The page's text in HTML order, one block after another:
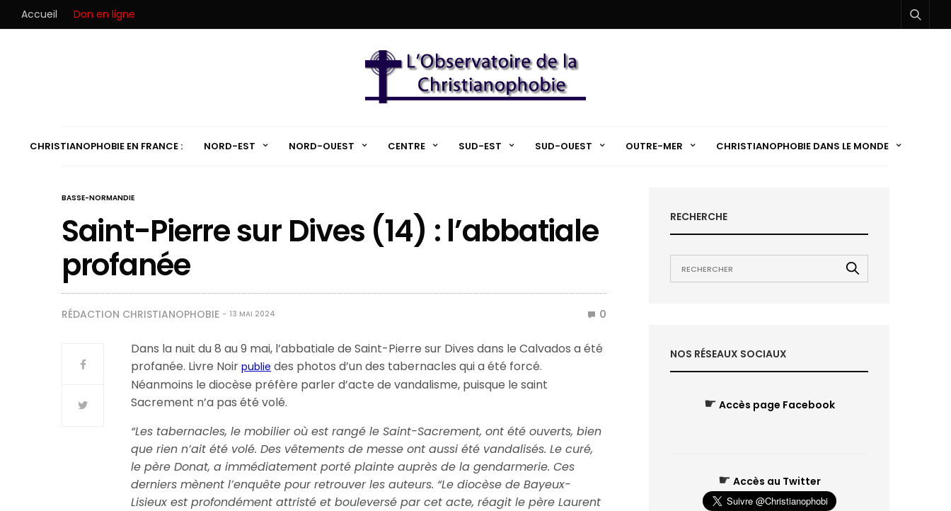
Accueil Don en ligne
CHRISTIANOPHOBIE EN FRANCE : NORD-EST NORD-OUEST CENTRE SUD-EST SUD-OUEST OUTRE-MER CHRISTIANOPHOBIE DANS LE MONDE
BASSE-NORMANDIE
Saint-Pierre sur Dives (14) : l’abbatiale
profanée
RÉDACTION CHRISTIANOPHOBIE 13 MAI 2024 0
Dans la nuit du 8 au 9 mai, l’abbatiale de Saint-Pierre sur Dives dans le Calvados a été
profanée. Livre Noirpublie des photos d’un des tabernacles qui a été forcé.
Néanmoins le diocèse préfère parler d’acte de vandalisme, puisque le saint
Sacrement n’a pas été volé.
“Les tabernacles, le mobilier où est rangé le Saint-Sacrement, ont été ouverts, bien
que rien n’ait été volé. Des vêtements de messe ont aussi été vandalisés. Le curé,
le père Donat, a immédiatement porté plainte auprès de la gendarmerie. Ces
derniers mènent l’enquête pour retrouver les auteurs. “Le diocèse de Bayeux-
Lisieux est profondément attristé et bouleversé par cet acte, réagit le père Laurent
RECHERCHE
NOS RÉSEAUX SOCIAUX
☛ Accès page Facebook
☛ Accès au Twitter